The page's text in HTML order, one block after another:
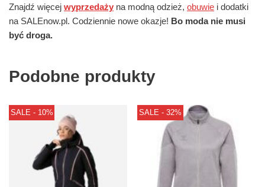
Znajdź więcej wyprzedaży na modną odzież, obuwie i dodatki
na SALEnow.pl. Codziennie nowe okazje! Bo moda nie musi
być droga.
Podobne produkty
SALE - 10% SALE - 32%